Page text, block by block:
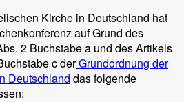
Kirche in Deutschland hat
auf Grund des
2 Buchstabe a und des Artikels
c derGrundordnung der
Deutschland das folgende